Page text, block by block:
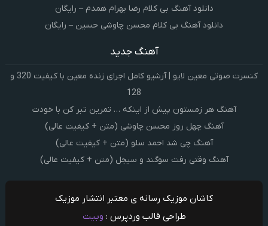
دانلود آهنگ بی کلام رضا بهرام همدم – رایگان
دانلود آهنگ بی کلام محسن چاوشی حسین – رایگان
آهنگ جدید
کنسرت صوتی معین لایو | آرشیو کامل اجرای زنده معین با کیفیت 320 و
128
آهنگ هر زمستون پیش از اینکه … تمرین تبر کن با خودت
آهنگ چهل روز محسن چاوشی (متن + کیفیت عالی)
آهنگ چی شد احمد سلو (متن + کیفیت عالی)
آهنگ وقتی رفت سوگند و سیجل (متن + کیفیت عالی)
کاشان موزیک رسانه ی معتبر انتشار موزیک
طراحی قالب وردپرس : وبیت